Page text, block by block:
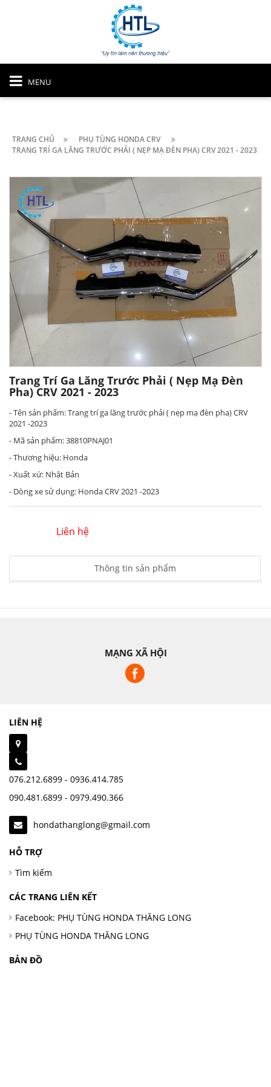
MENU
TRANG CHỦ
PHỤ TÙNG HONDA CRV
TRANG TRÍ GA LĂNG TRƯỚC PHẢI ( NẸP MẠ ĐÈN PHA) CRV 2021 - 2023
Trang Trí Ga Lăng Trước Phải ( Nẹp Mạ Đèn
Pha) CRV 2021 - 2023
- Tên sản phẩm: Trang trí ga lăng trước phải ( nẹp mạ đèn pha) CRV
2021 -2023
- Mã sản phẩm: 38810PNAJ01
- Thương hiệu: Honda
- Xuất xứ: Nhật Bản
- Dòng xe sử dụng: Honda CRV 2021 -2023
Liên hệ
Thông tin sản phẩm
MẠNG XÃ HỘI
LIÊN HỆ
076.212.6899 - 0936.414.785
090.481.6899 - 0979.490.366
hondathanglong@gmail.com
HỖ TRỢ
Tìm kiếm
CÁC TRANG LIÊN KẾT
Facebook: PHỤ TÙNG HONDA THĂNG LONG
PHỤ TÙNG HONDA THĂNG LONG
BẢN ĐỒ